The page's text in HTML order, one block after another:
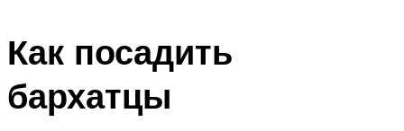
Как посадить
бархатцы